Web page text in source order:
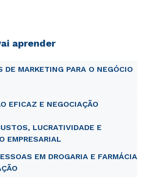
aprender
DE MARKETING PARA O NEGÓCIO
EFICAZ E NEGOCIAÇÃO
LUCRATIVIDADE E
EMPRESARIAL
EM DROGARIA E FARMÁCIA